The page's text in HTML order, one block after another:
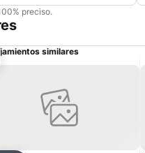
preciso.
similares